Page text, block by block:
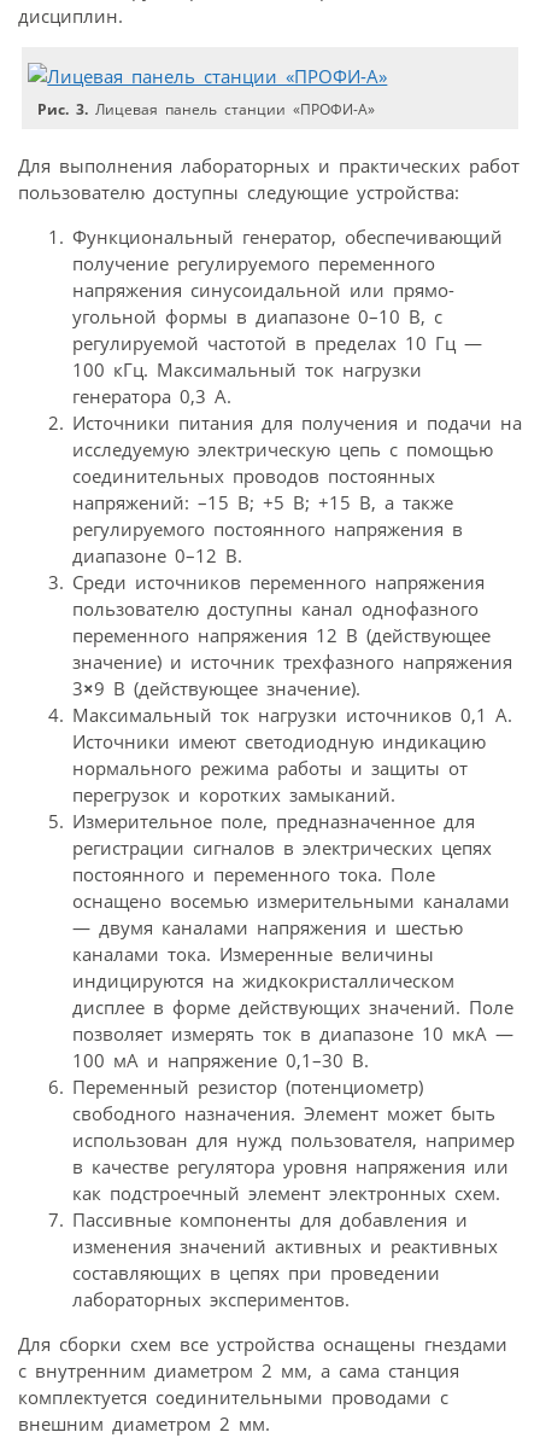
дисциплин.
Рис. 3. Лицевая панель станции «ПРОФИ-А»
Для выполнения лабораторных и практических работ
пользователю доступны следующие устройства:
Функциональный генератор, обеспечивающий
получение регулируемого переменного
напряжения синусоидальной или прямо­
угольной формы в диапазоне 0–10 В, с
регулируемой частотой в пределах 10 Гц —
100 кГц. Максимальный ток нагрузки
генератора 0,3 А.
Источники питания для получения и подачи на
исследуемую электрическую цепь с помощью
соединительных проводов постоянных
напряжений: –15 В; +5 В; +15 В, а также
регулируемого постоянного напряжения в
диапазоне 0–12 В.
Среди источников переменного напряжения
пользователю доступны канал однофазного
переменного напряжения 12 В (действующее
значение) и источник трехфазного напряжения
3×9 В (действующее значение).
Максимальный ток нагрузки источников 0,1 А.
Источники имеют светодиодную индикацию
нормального режима работы и защиты от
перегрузок и коротких замыканий.
Измерительное поле, предназначенное для
регистрации сигналов в электрических цепях
постоянного и переменного тока. Поле
оснащено восемью измерительными каналами
— двумя каналами напряжения и шестью
каналами тока. Измеренные величины
индицируются на жидкокристаллическом
дисплее в форме действующих значений. Поле
позволяет измерять ток в диапазоне 10 мкА —
100 мА и напряжение 0,1–30 В.
Переменный резистор (потенциометр)
свободного назначения. Элемент может быть
использован для нужд пользователя, например
в качестве регулятора уровня напряжения или
как подстроечный элемент электронных схем.
Пассивные компоненты для добавления и
изменения значений активных и реактивных
составляющих в цепях при проведении
лабораторных экспериментов.
Для сборки схем все устройства оснащены гнездами
с внутренним диаметром 2 мм, а сама станция
комплектуется соединительными проводами с
внешним диаметром 2 мм.